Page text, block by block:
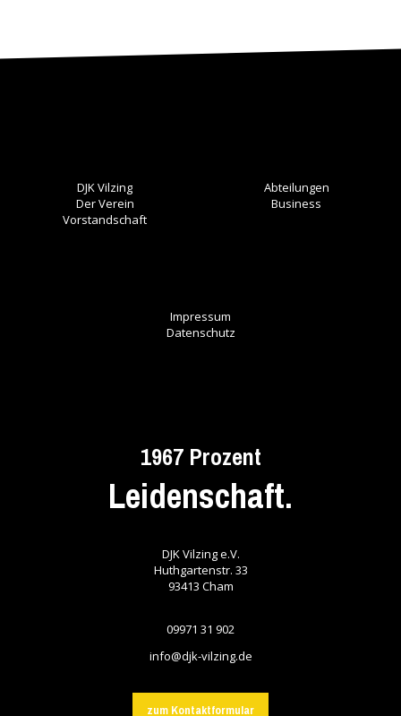
DJK Vilzing
Der Verein
Vorstandschaft
Abteilungen
Business
Impressum
Datenschutz
1967 Prozent
Leidenschaft.
DJK Vilzing e.V.
Huthgartenstr. 33
93413 Cham
09971 31 902
info@djk-vilzing.de
zum Kontaktformular